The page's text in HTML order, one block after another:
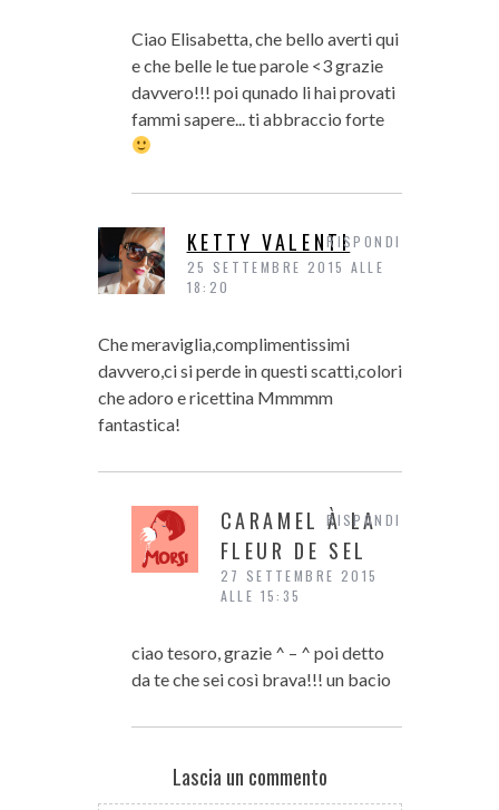
Ciao Elisabetta, che bello averti qui
e che belle le tue parole <3 grazie
davvero!!! poi qunado li hai provati
fammi sapere... ti abbraccio forte
KETTY VALENTI
25 SETTEMBRE 2015 ALLE
18:20
Che meraviglia,complimentissimi
davvero,ci si perde in questi scatti,colori
che adoro e ricettina Mmmmm
fantastica!
RISPONDI
CARAMEL À LA
FLEUR DE SEL
27 SETTEMBRE 2015
ALLE 15:35
ciao tesoro, grazie ^ – ^ poi detto
da te che sei così brava!!! un bacio
RISPONDI
Lascia un commento